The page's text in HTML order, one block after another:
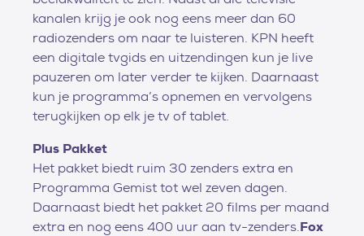
kanalen krijg je ook nog eens meer dan 60
radiozenders om naar te luisteren. KPN heeft
een digitale tvgids en uitzendingen kun je live
pauzeren om later verder te kijken. Daarnaast
kun je programma’s opnemen en vervolgens
terugkijken op elk je tv of tablet.
Plus Pakket
Het pakket biedt ruim 30 zenders extra en
Programma Gemist tot wel zeven dagen.
Daarnaast biedt het pakket 20 films per maand
extra en nog eens 400 uur aan tv-zenders.Fox